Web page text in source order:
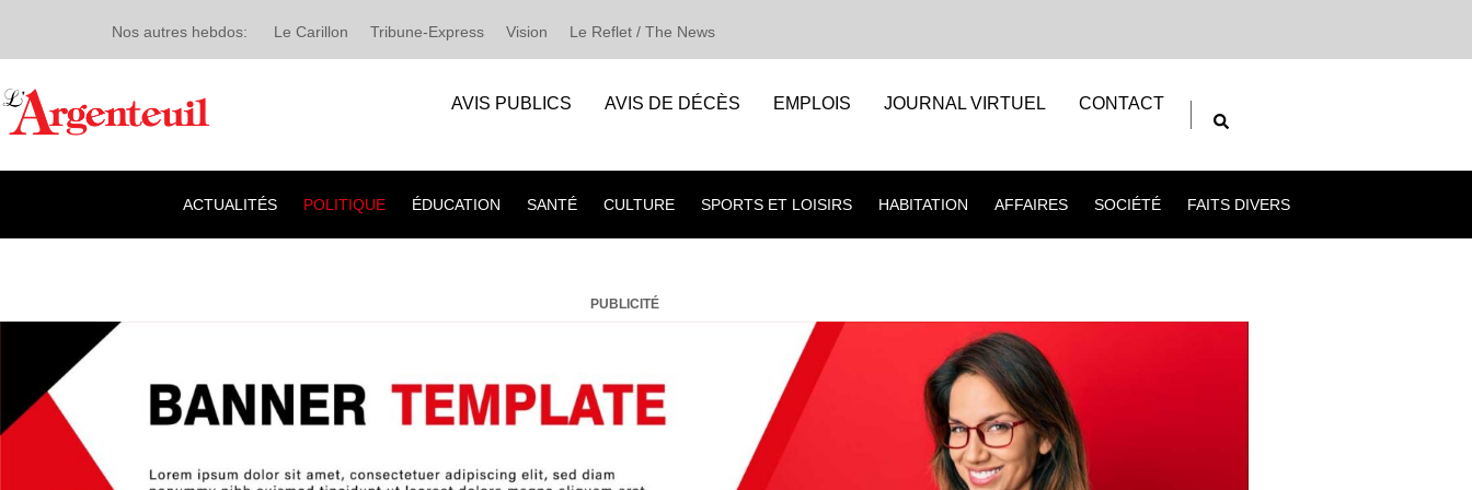
Nos autres hebdos: Le Carillon Tribune-Express Vision Le Reflet / The News
AVIS PUBLICS AVIS DE DÉCÈS EMPLOIS JOURNAL VIRTUEL CONTACT
ACTUALITÉS POLITIQUE ÉDUCATION SANTÉ CULTURE SPORTS ET LOISIRS HABITATION AFFAIRES SOCIÉTÉ FAITS DIVERS
PUBLICITÉ